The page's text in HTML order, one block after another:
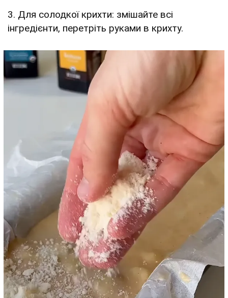
3. Для солодкої крихти: змішайте всі
інгредієнти, перетріть руками в крихту.